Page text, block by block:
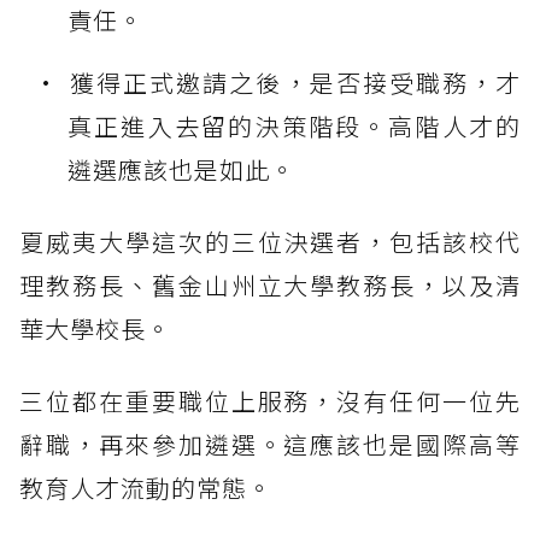
責任。
獲得正式邀請之後，是否接受職務，才
真正進入去留的決策階段。高階人才的
遴選應該也是如此。
夏威夷大學這次的三位決選者，包括該校代
理教務長、舊金山州立大學教務長，以及清
華大學校長。
三位都在重要職位上服務，沒有任何一位先
辭職，再來參加遴選。這應該也是國際高等
教育人才流動的常態。